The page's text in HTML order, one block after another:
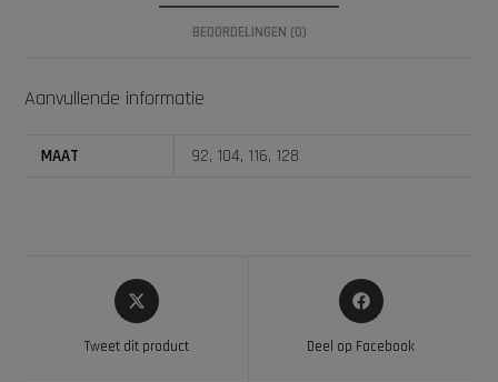
BEOORDELINGEN (0)
Aanvullende informatie
MAAT 92, 104, 116, 128
Tweet dit product Deel op Facebook